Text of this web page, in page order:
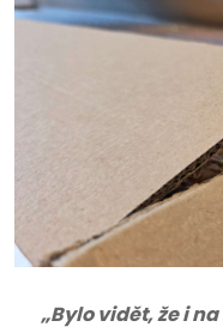
„Bylo vidět, že i